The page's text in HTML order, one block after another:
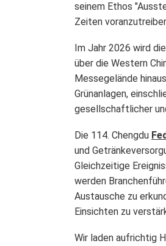
seinem Ethos
Zeiten
Im Jahr 2026 wird
über die Western
Messegelände
Grünanlagen,
gesellschaftlicher
Die 114. Chengdu
und
Gleichzeitige
werden
Austausche zu
Einsichten zu
Wir laden aufrichtig